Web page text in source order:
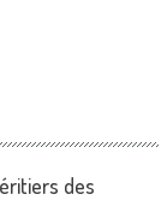
des